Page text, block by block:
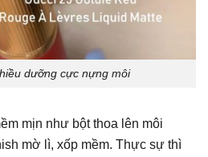
dưỡng cực nựng môi
mịn như bột thoa lên môi
mờ lì, xốp mềm. Thực sự thì